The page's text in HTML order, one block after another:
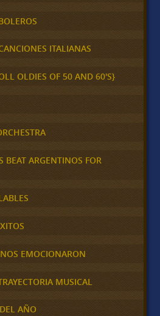
ITALIANAS
OLDIES OF 50 AND 60'S}
BEAT ARGENTINOS FOR
EMOCIONARON
MUSICAL
AÑO